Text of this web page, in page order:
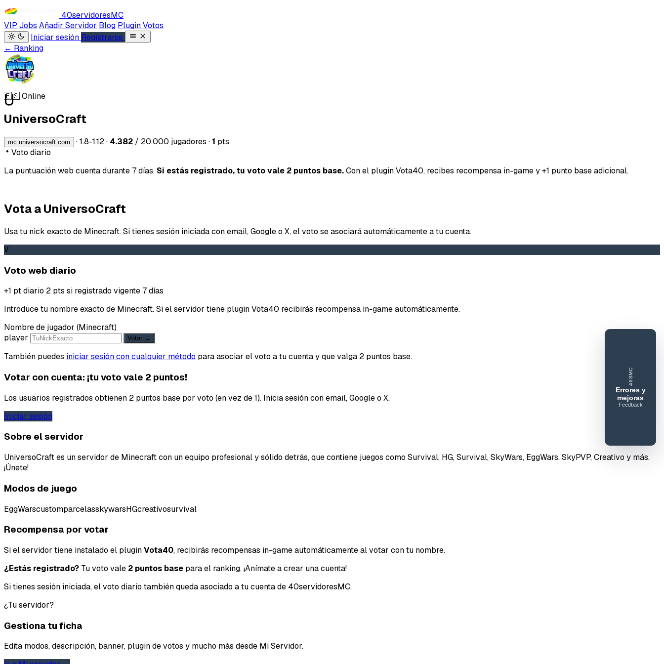
40servidoresMC
VIP Jobs Añadir Servidor Blog Plugin Votos
Iniciar sesión Registrarse
← Ranking
U
🇪🇸Online
UniversoCraft
mc.universocraft.com ·1.8-1.12· 4.382 / 20.000 jugadores ·1 pts
Voto diario
La puntuación web cuenta durante 7 días. Si estás registrado, tu voto vale 2 puntos base.Con el plugin Vota40, recibes recompensa in-game y +1 punto base adicional.
Vota a UniversoCraft
Usa tu nick exacto de Minecraft. Si tienes sesión iniciada con email, Google o X, el voto se asociará automáticamente a tu cuenta.
V
Voto web diario
+1 pt diario 2 pts si registrado vigente 7 días
Introduce tu nombre exacto de Minecraft. Si el servidor tiene plugin Vota40 recibirás recompensa in-game automáticamente.
Nombre de jugador (Minecraft)
player
Votar →
También puedes iniciar sesión con cualquier método para asociar el voto a tu cuenta y que valga 2 puntos base.
Votar con cuenta: ¡tu voto vale 2 puntos!
Los usuarios registrados obtienen 2 puntos base por voto (en vez de 1). Inicia sesión con email, Google o X.
Iniciar sesión
Sobre el servidor
UniversoCraft es un servidor de Minecraft con un equipo profesional y sólido detrás, que contiene juegos como Survival, HG, Survival, SkyWars, EggWars, SkyPVP, Creativo y más.
¡Únete!
Modos de juego
EggWarscustomparcelasskywarsHGcreativosurvival
Recompensa por votar
Si el servidor tiene instalado el pluginVota40, recibirás recompensas in-game automáticamente al votar con tu nombre.
¿Estás registrado? Tu voto vale 2 puntos base para el ranking. ¡Anímate a crear una cuenta!
Si tienes sesión iniciada, el voto diario también queda asociado a tu cuenta de 40servidoresMC.
¿Tu servidor?
Gestiona tu ficha
Edita modos, descripción, banner, plugin de votos y mucho más desde Mi Servidor.
40SMC
Errores y
mejoras
Feedback
Reportar error o mejora